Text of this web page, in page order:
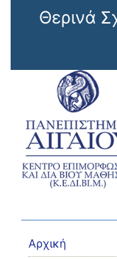
Παράκαμψη προς
Θερινά
Αρχική